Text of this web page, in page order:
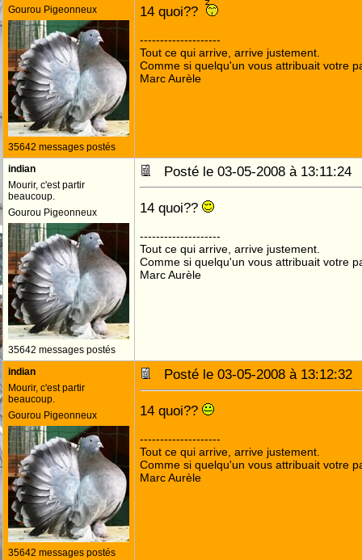
Gourou Pigeonneux
35642 messages postés
14 quoi??
--------------------
Tout ce qui arrive, arrive justement.
Comme si quelqu'un vous attribuait votre
Marc Aurèle
indian
Mourir, c'est partir
beaucoup.
Gourou Pigeonneux
35642 messages postés
Posté le 03-05-2008 à
14 quoi??
--------------------
Tout ce qui arrive, arrive justement.
Comme si quelqu'un vous attribuait votre
Marc Aurèle
indian
Mourir, c'est partir
beaucoup.
Gourou Pigeonneux
35642 messages postés
Posté le 03-05-2008 à
14 quoi??
--------------------
Tout ce qui arrive, arrive justement.
Comme si quelqu'un vous attribuait votre
Marc Aurèle